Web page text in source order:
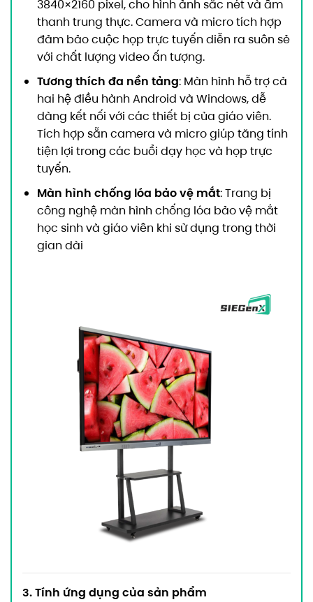
3840×2160 pixel, cho hình ảnh sắc nét và âm
thanh trung thực. Camera và micro tích hợp
đảm bảo cuộc họp trực tuyến diễn ra suôn sẻ
với chất lượng video ấn tượng.
Tương thích đa nền tảng: Màn hình hỗ trợ cả
hai hệ điều hành Android và Windows, dễ
dàng kết nối với các thiết bị của giáo viên.
Tích hợp sẵn camera và micro giúp tăng tính
tiện lợi trong các buổi dạy học và họp trực
tuyến.
Màn hình chống lóa bảo vệ mắt: Trang bị
công nghệ màn hình chống lóa bảo vệ mắt
học sinh và giáo viên khi sử dụng trong thời
gian dài
3. Tính ứng dụng của sản phẩm